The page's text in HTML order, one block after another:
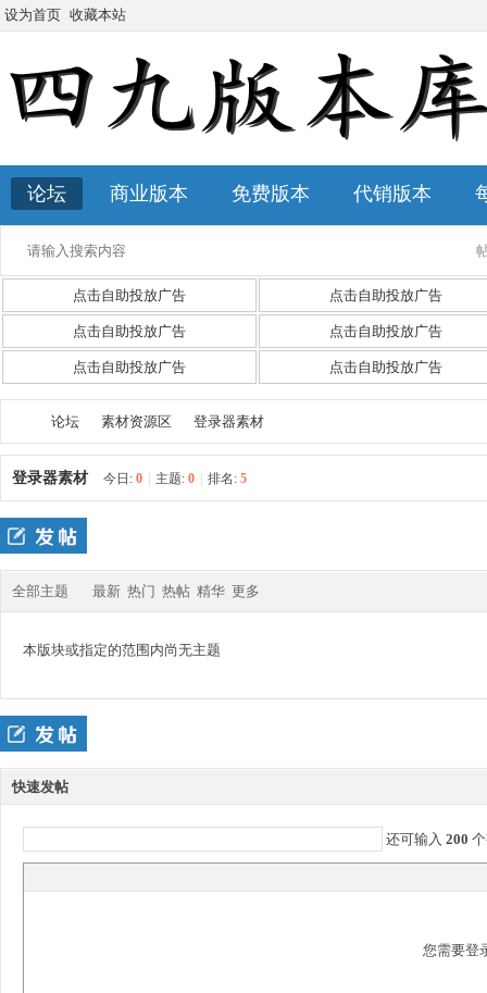
设为首页 收藏本站
论坛 商业版本 免费版本 代销版本
点击自助投放广告 点击自助投放广告
点击自助投放广告 点击自助投放广告
点击自助投放广告 点击自助投放广告
四
九
»
论坛
›
素材资源区 登录器素材
登录器素材 今日: 0 主题: 0 排名: 5
全部主题 最新 热门 热帖 精华 更多
本版块或指定的范围内尚无主题
快速发帖
还可输入 200
您需要登